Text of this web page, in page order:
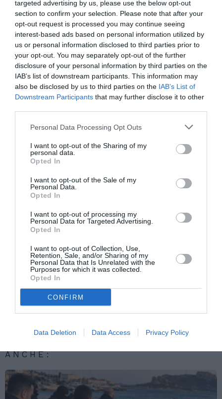
targeted advertising by us, please use the below opt-out
section to confirm your selection. Please note that after your
opt-out request is processed you may continue seeing
interest-based ads based on personal information utilized by
us or personal information disclosed to third parties prior to
your opt-out. You may separately opt-out of the further
disclosure of your personal information by third parties on the
IAB’s list of downstream participants. This information may
also be disclosed by us to third parties on the IAB’s List of
Downstream Participants that may further disclose it to other
Personal Data Processing Opt Outs
I want to opt-out of the Sharing of my
personal data.
Opted In
I want to opt-out of the Sale of my
Personal Data.
Opted In
I want to opt-out of processing my
Personal Data for Targeted Advertising.
Opted In
I want to opt-out of Collection, Use,
Retention, Sale, and/or Sharing of my
Personal Data that Is Unrelated with the
Purposes for which it was collected.
Opted In
CONFIRM
Data Deletion Data Access Privacy Policy
Afghanistan lo scorso marzo. "Questa è la cosa
più bella che ho fatto da quando sono Presidente
della Regione la medaglia d'oro va a persone che
si sono distinte per avere fatto cose importanti
per la Sicilia" ha detto Crocetta.
Dopo la sua elezione, Crocetta ha ricevuto in
dono una croce di legno costruita con i pezzi dei
barconi dei migranti arrivati a Lampedusa o
la croce è stata appesa nella Sala degli Specchi
Giunta.
Articolo precedente
Colf, badanti e babysitter. Arriva la
tredicesima
Articolo seguente
Iwobi, l’afrolombardo leghista che sogna il
Pirellone
ANCHE: